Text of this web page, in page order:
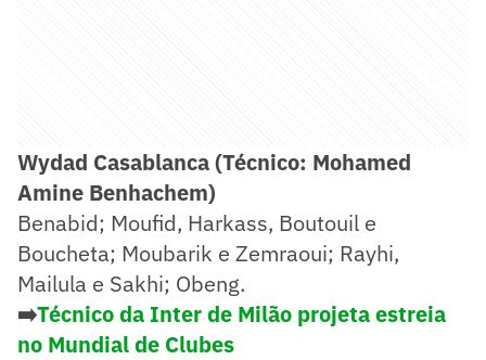
Wydad Casablanca (Técnico: Mohamed
Amine Benhachem)
Benabid; Moufid, Harkass, Boutouil e
Boucheta; Moubarik e Zemraoui; Rayhi,
Mailula e Sakhi; Obeng.
➡️Técnico da Inter de Milão projeta estreia
no Mundial de Clubes